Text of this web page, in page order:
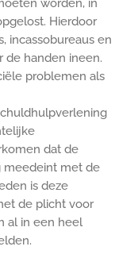
Hierdoor
incassobureaus en
de handen ineen.
problemen als
dat de
meedeint met de
is deze
de plicht voor
al in een heel